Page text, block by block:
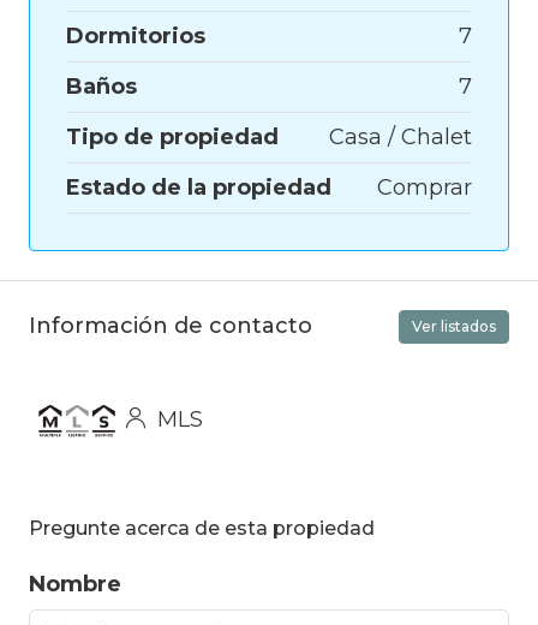
Dormitorios
7
Baños
7
Tipo de propiedad
Casa / Chalet
Estado de la propiedad
Comprar
Información de contacto Ver listados
MLS
Pregunte acerca de esta propiedad
Nombre